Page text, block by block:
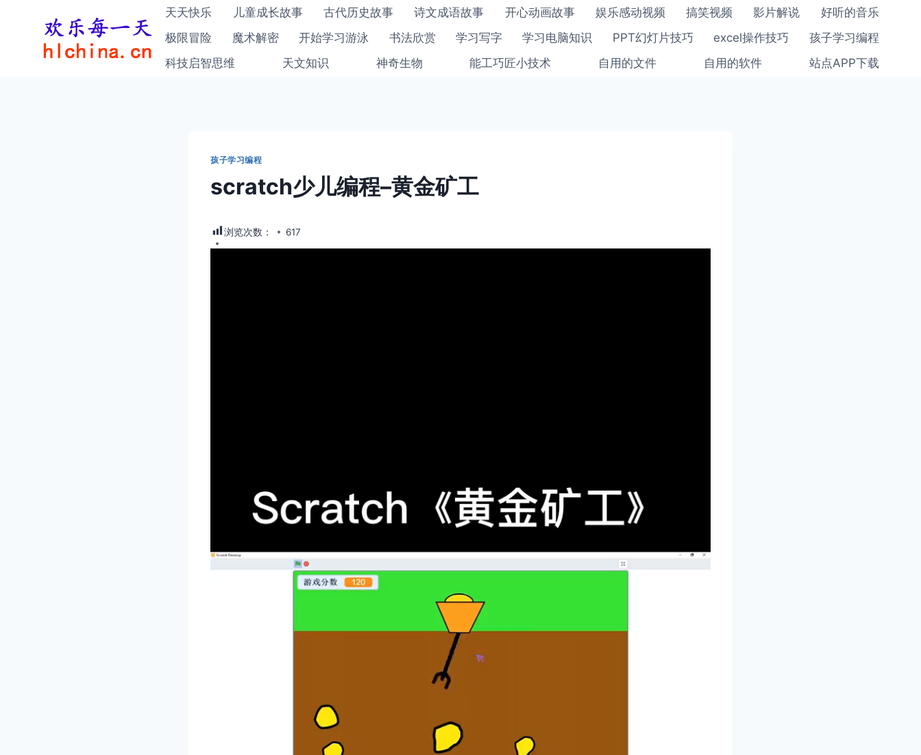
天天快乐 儿童成长故事 古代历史故事 诗文成语故事 开心动画故事 娱乐感动视频 搞笑视频 影片解说
好听的音乐
极限冒险
魔术解密 开始学习游泳 书法欣赏 学习写字 学习电脑知识 PPT幻灯片技巧 excel操作技巧
孩子学习编程
科技启智思维
天文知识 神奇生物 能工巧匠小技术 自用的文件 自用的软件 站点APP下载
孩子学习编程
scratch少儿编程–黄金矿工
浏览次数： 617